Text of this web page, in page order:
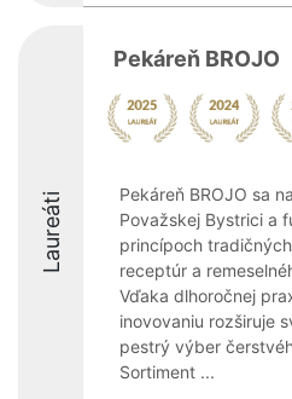
Laureáti
Pekáreň BROJO
Pekáreň BROJO sa
Považskej Bystrici a
princípoch
receptúr a
Vďaka dlhoročnej
inovovaniu rozširuje
pestrý výber
Sortiment ...